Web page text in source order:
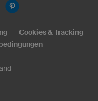
Cookies & Tracking